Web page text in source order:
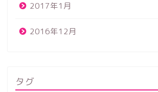
2017年1月
2016年12月
タグ